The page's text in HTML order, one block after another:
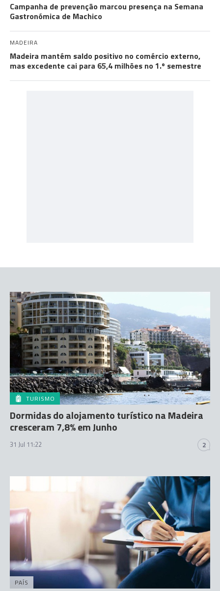
Campanha de prevenção marcou presença na Semana
Gastronómica de Machico
MADEIRA
Madeira mantém saldo positivo no comércio externo,
mas excedente cai para 65,4 milhões no 1.º semestre
TURISMO
Dormidas do alojamento turístico na Madeira
cresceram 7,8% em Junho
31 Jul 11:22 2
PAÍS